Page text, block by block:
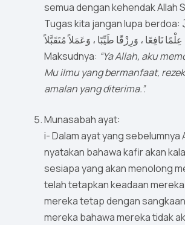
semua dengan kehendak Allah
Tugas kita jangan lupa berdoa: اللَّهُمَّ إِنِّي أَسْأَلُكَ
عِلْمًا نَافِعًا ، وَرِزْقًا طَيِّبًا ، وَعَمَلاً مُتَقَبَّلاً
Maksudnya: “Ya Allah, aku
Mu ilmu yang bermanfaat,
amalan yang diterima.”.
Munasabah ayat:
i- Dalam ayat yang sebelumnya
nyatakan bahawa kafir akan
sesiapa yang akan menolong
telah tetapkan keadaan
mereka tetap dengan
mereka bahawa mereka tidak